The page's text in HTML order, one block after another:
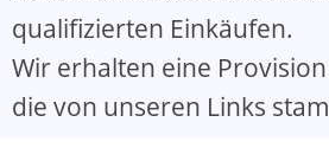
qualifizierten Einkäufen.
Wir erhalten eine
die von unseren Links